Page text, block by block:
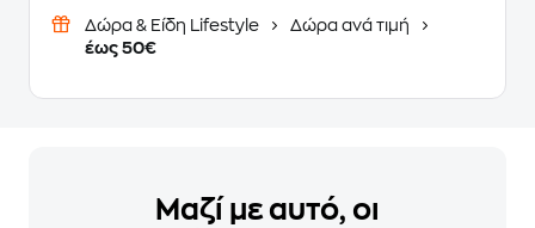
Δώρα & Είδη Lifestyle
Δώρα ανά τιμή
έως 50€
Μαζί με αυτό, οι